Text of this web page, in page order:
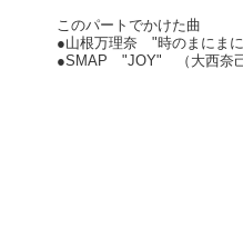
このパートでかけた曲
●山根万理奈 "時のまにま
●SMAP "JOY" （大西奈